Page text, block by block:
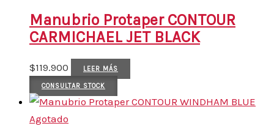
Manubrio Protaper CONTOUR
CARMICHAEL JET BLACK
$119.900 LEER MÁS
CONSULTAR STOCK
Agotado